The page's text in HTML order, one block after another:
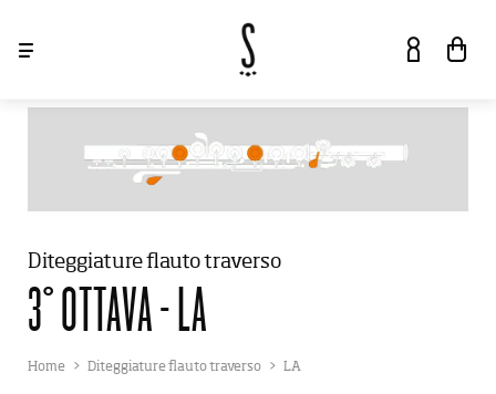
ACCEDI
SERVIZI
MARCHI
Diteggiature flauto traverso
3° OTTAVA - LA
Home Diteggiature flauto traverso LA